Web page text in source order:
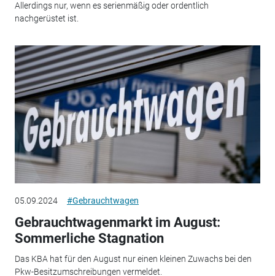
Allerdings nur, wenn es serienmäßig oder ordentlich
nachgerüstet ist.
05.09.2024 #Gebrauchtwagen
Gebrauchtwagenmarkt im August:
Sommerliche Stagnation
Das KBA hat für den August nur einen kleinen Zuwachs bei den
Pkw-Besitzumschreibungen vermeldet.